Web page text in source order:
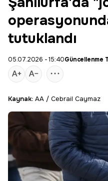
tutuklandı
05.07.2026 - 15:40Güncellenme
Kaynak: AA / Cebrail Caymaz